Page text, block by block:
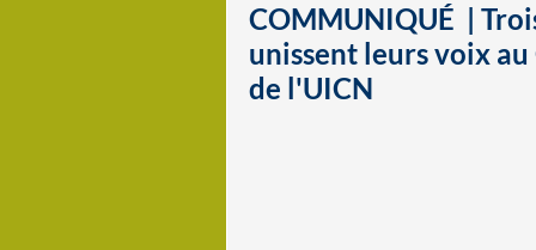
COMMUNIQUÉ |
unissent leurs voix
de l'UICN